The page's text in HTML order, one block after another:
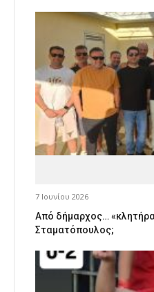
7 Ιουνίου 2026
Από δήμαρχος…
Σταματόπουλος;